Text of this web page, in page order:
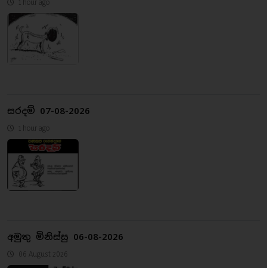
සරදම් 07-08-2026
1 hour ago
අමුතු මිනිස්සු 06-08-2026
06 August 2026